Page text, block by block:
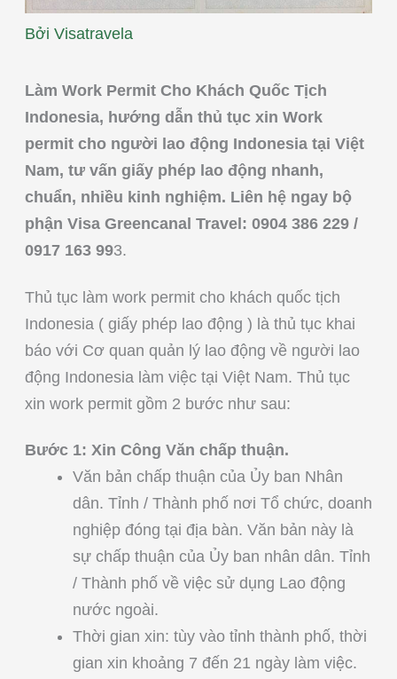
Bởi Visatravela
Làm Work Permit Cho Khách Quốc Tịch
Indonesia, hướng dẫn thủ tục xin Work
permit cho người lao động Indonesia tại Việt
Nam, tư vấn giấy phép lao động nhanh,
chuẩn, nhiều kinh nghiệm. Liên hệ ngay bộ
phận Visa Greencanal Travel: 0904 386 229 /
0917 163 993.
Thủ tục làm work permit cho khách quốc tịch
Indonesia ( giấy phép lao động ) là thủ tục khai
báo với Cơ quan quản lý lao động về người lao
động Indonesia làm việc tại Việt Nam. Thủ tục
xin work permit gồm 2 bước như sau:
Bước 1: Xin Công Văn chấp thuận.
Văn bản chấp thuận của Ủy ban Nhân
dân. Tỉnh / Thành phố nơi Tổ chức, doanh
nghiệp đóng tại địa bàn. Văn bản này là
sự chấp thuận của Ủy ban nhân dân. Tỉnh
/ Thành phố về việc sử dụng Lao động
nước ngoài.
Thời gian xin: tùy vào tỉnh thành phố, thời
gian xin khoảng 7 đến 21 ngày làm việc.